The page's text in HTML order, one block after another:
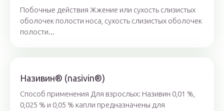
Побочные действия Жжение или сухость слизистых
оболочек полости носа, сухость слизистых оболочек
полости...
Називин® (nasivin®)
Способ применения Для взрослых: Називин 0,01 %,
0,025 % и 0,05 % капли предназначены для